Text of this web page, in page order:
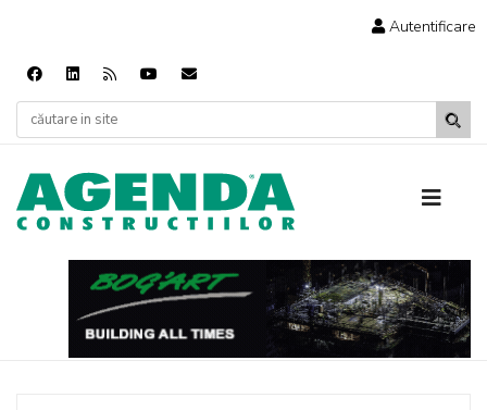
Autentificare